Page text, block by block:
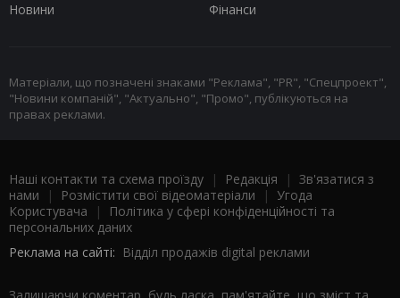
Новини
Фінанси
Матеріали, що позначені знаками "Реклама", "PR", "Спецпроект",
"Новини компаній", "Актуально", "Промо", публікуються на
правах реклами.
Наші контакти та схема проїзду | Редакція | Зв'язатися з
нами | Розмістити свої відеоматеріали | Угода
Користувача |
Політика у сфері конфіденційності та
персональних даних
Реклама на сайті: Відділ продажів digital реклами